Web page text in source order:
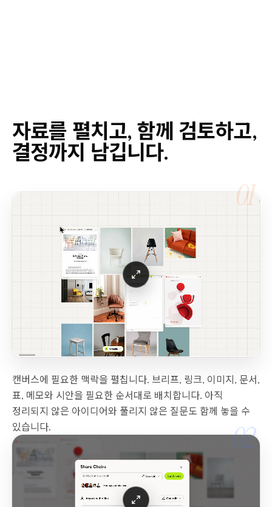
자료를 펼치고, 함께 검토하고,
결정까지 남깁니다.
01
캔버스에 필요한 맥락을 펼칩니다. 브리프, 링크, 이미지, 문서,
표, 메모와 시안을 필요한 순서대로 배치합니다. 아직
정리되지 않은 아이디어와 풀리지 않은 질문도 함께 놓을 수
있습니다.
02